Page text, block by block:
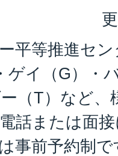
平等推進セ
ゲイ（G）・
（T）など、
話または面
事前予約制で